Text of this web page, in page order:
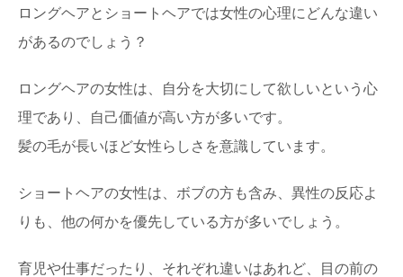
ロングヘアとショートヘアでは女性の心理にどんな違い
があるのでしょう？
ロングヘアの女性は、自分を大切にして欲しいという心
理であり、自己価値が高い方が多いです。
髪の毛が長いほど女性らしさを意識しています。
ショートヘアの女性は、ボブの方も含み、異性の反応よ
りも、他の何かを優先している方が多いでしょう。
育児や仕事だったり、それぞれ違いはあれど、目の前の